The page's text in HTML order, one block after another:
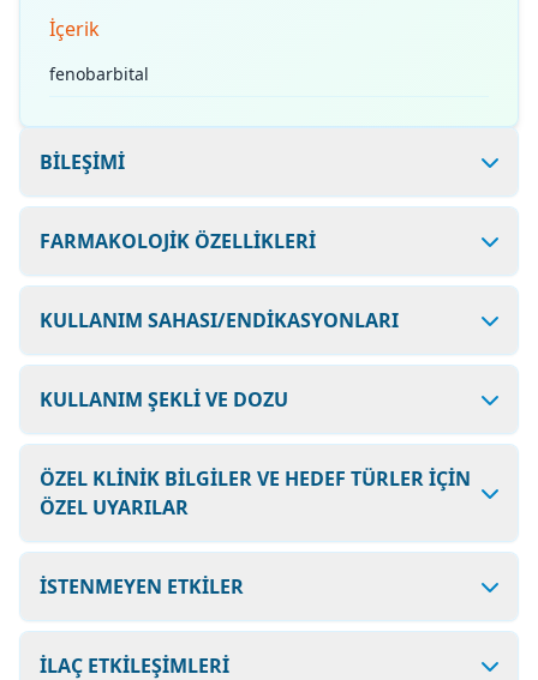
İçerik
fenobarbital
BİLEŞİMİ
FARMAKOLOJİK ÖZELLİKLERİ
KULLANIM SAHASI/ENDİKASYONLARI
KULLANIM ŞEKLİ VE DOZU
ÖZEL KLİNİK BİLGİLER VE HEDEF TÜRLER İÇİN
ÖZEL UYARILAR
İSTENMEYEN ETKİLER
İLAÇ ETKİLEŞİMLERİ